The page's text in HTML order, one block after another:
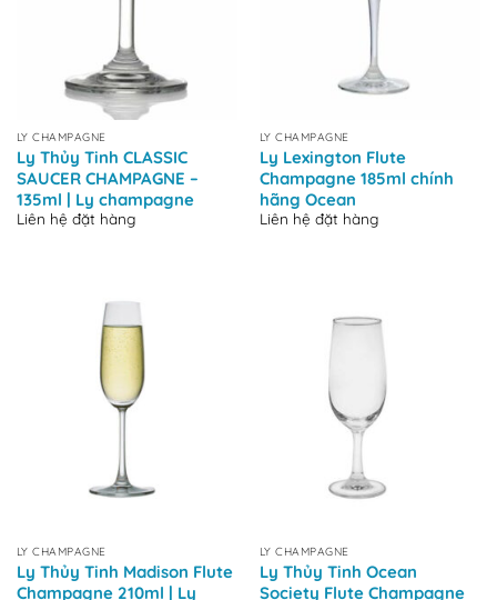
LY CHAMPAGNE
Ly Thủy Tinh CLASSIC
SAUCER CHAMPAGNE –
135ml | Ly champagne
Liên hệ đặt hàng
LY CHAMPAGNE
Ly Lexington Flute
Champagne 185ml chính
hãng Ocean
Liên hệ đặt hàng
LY CHAMPAGNE
Ly Thủy Tinh Madison Flute
Champagne 210ml | Ly
LY CHAMPAGNE
Ly Thủy Tinh Ocean
Society Flute Champagne